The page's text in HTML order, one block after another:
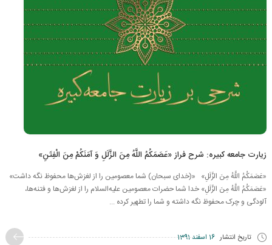
زیارت جامعه کبیره: شرح فراز «عَصَمَكُمُ اللَّهُ مِنَ الزَّلَلِ وَ آمَنَكُمْ مِنَ الْفِتَنِ»
«عَصَمَكُمُ اللَّهُ مِنَ الزَّلَلِ» «(خدای سبحان) شما معصومین را از لغزش‌ها محفوظ نگه داشت»
«عَصَمَكُمُ اللَّهُ مِنَ الزَّلَلِ» خدا شما حضرات معصومین علیه‌السلام را از لغزش‌ها و فتنه‌ها،
آلودگی و چرک محفوظ نگه داشته و شما را تطهیر کرده ...
تاریخ انتشار 16 اسفند 1391